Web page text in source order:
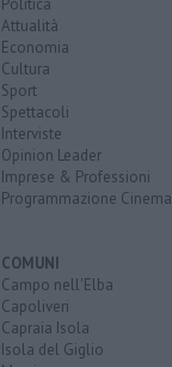
Attualità
Economia
Cultura
Sport
Spettacoli
Interviste
Opinion Leader
Imprese & Professioni
Programmazione Cinema
COMUNI
Campo nell'Elba
Capoliveri
Capraia Isola
Isola del Giglio